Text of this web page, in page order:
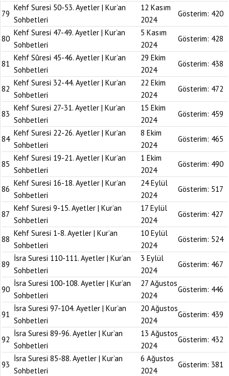
79
Kehf Suresi 50-53. Ayetler | Kur’an
Sohbetleri
12 Kasım
2024
Gösterim: 420
80
Kehf Suresi 47-49. Ayetler | Kur’an
Sohbetleri
5 Kasım
2024
Gösterim: 428
81
Kehf Sûresi 45-46. Ayetler | Kur’an
Sohbetleri
29 Ekim
2024
Gösterim: 438
82
Kehf Suresi 32-44. Ayetler | Kur’an
Sohbetleri
22 Ekim
2024
Gösterim: 472
83
Kehf Suresi 27-31. Ayetler | Kur’an
Sohbetleri
15 Ekim
2024
Gösterim: 459
84
Kehf Suresi 22-26. Ayetler | Kur’an
Sohbetleri
8 Ekim
2024
Gösterim: 465
85
Kehf Suresi 19-21. Ayetler | Kur’an
Sohbetleri
1 Ekim
2024
Gösterim: 490
86
Kehf Suresi 16-18. Ayetler | Kur’an
Sohbetleri
24 Eylül
2024
Gösterim: 517
87
Kehf Suresi 9-15. Ayetler | Kur’an
Sohbetleri
17 Eylül
2024
Gösterim: 427
88
Kehf Suresi 1-8. Ayetler | Kur’an
Sohbetleri
10 Eylül
2024
Gösterim: 524
89
İsra Suresi 110-111. Ayetler | Kur’an
Sohbetleri
3 Eylül
2024
Gösterim: 467
90
İsra Suresi 100-108. Ayetler | Kur’an
Sohbetleri
27 Ağustos
2024
Gösterim: 446
91
İsra Suresi 97-104. Ayetler | Kur’an
Sohbetleri
20 Ağustos
2024
Gösterim: 439
92
İsra Suresi 89-96. Ayetler | Kur’an
Sohbetleri
13 Ağustos
2024
Gösterim: 432
93
İsra Suresi 85-88. Ayetler | Kur’an
Sohbetleri
6 Ağustos
2024
Gösterim: 381